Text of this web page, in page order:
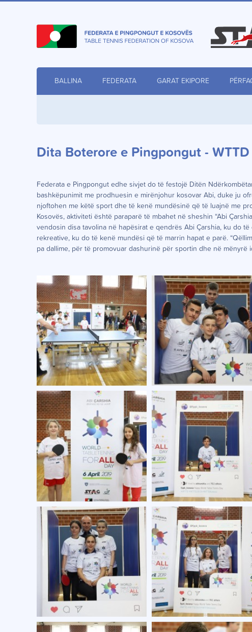
BALLINA FEDERATA GARAT EKIPORE
Dita Boterore e Pingpongut - WTTD
Federata e Pingpongut edhe sivjet do të festojë Ditën
bashkëpunimit me prodhuesin e mirënjohur kosovar Abi, duke ju
njoftohen me këtë sport dhe të kenë mundësinë që të luajnë me
Kosovës, aktiviteti është paraparë të mbahet në sheshin “Abi
vendosin disa tavolina në hapësirat e qendrës Abi Çarshia, ku do
rekreative, ku do të kenë mundësi që të marrin hapat e parë.
pa dallime, për të promovuar dashurinë për sportin dhe në